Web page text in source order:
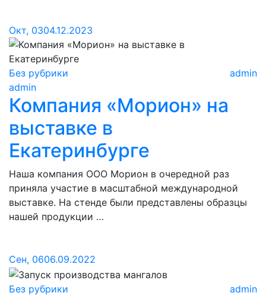
Окт, 0304.12.2023
Без рубрики
admin
admin
Компания «Морион» на
выставке в
Екатеринбурге
Наша компания ООО Морион в очередной раз
приняла участие в масштабной международной
выставке. На стенде были представлены образцы
нашей продукции …
Сен, 0606.09.2022
Без рубрики
admin